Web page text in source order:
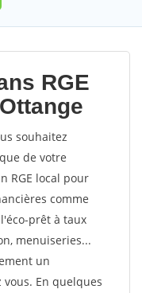
RGE
souhaitez
de votre
RGE local pour
comme
l'éco-prêt à taux
menuiseries...
un
En quelques